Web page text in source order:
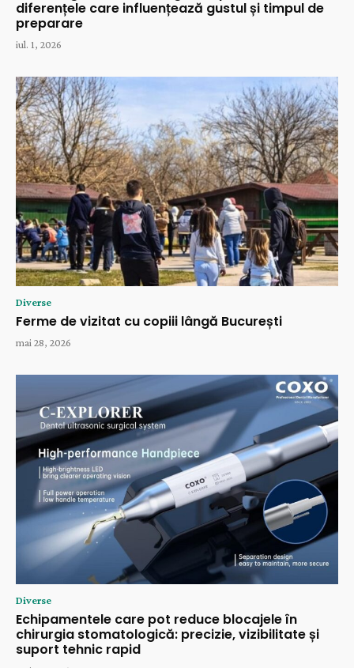
diferențele care influențează gustul și timpul de
preparare
iul. 1, 2026
Diverse
Ferme de vizitat cu copiii lângă București
mai 28, 2026
Diverse
Echipamentele care pot reduce blocajele în
chirurgia stomatologică: precizie, vizibilitate și
suport tehnic rapid